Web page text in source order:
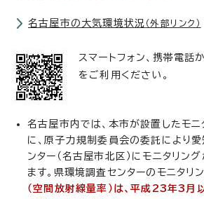
名古屋市の大気環境状況 （外部リンク）
スマートフォン、携帯電話
をご利用ください。
名古屋市内では、本市が設置したモニ
に、原子力規制委員会の委託により
ンター（名古屋市北区）にモニタリン
ます。県環境調査センターのモニタリ
（空間放射線量率）は、平成23年3月